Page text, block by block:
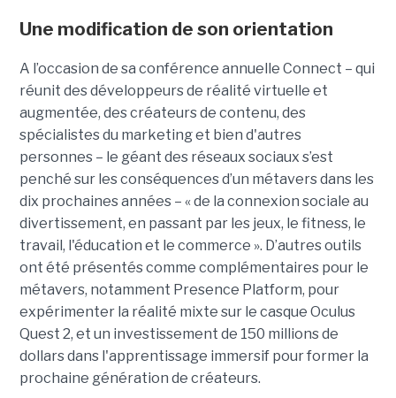
Une modification de son orientation
A l’occasion de sa conférence annuelle Connect – qui
réunit des développeurs de réalité virtuelle et
augmentée, des créateurs de contenu, des
spécialistes du marketing et bien d'autres
personnes – le géant des réseaux sociaux s’est
penché sur les conséquences d’un métavers dans les
dix prochaines années – « de la connexion sociale au
divertissement, en passant par les jeux, le fitness, le
travail, l'éducation et le commerce ». D’autres outils
ont été présentés comme complémentaires pour le
métavers, notamment Presence Platform, pour
expérimenter la réalité mixte sur le casque Oculus
Quest 2, et un investissement de 150 millions de
dollars dans l'apprentissage immersif pour former la
prochaine génération de créateurs.